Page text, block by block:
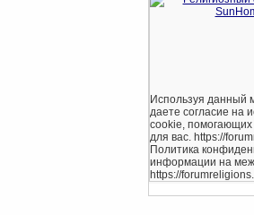
Используя данный
даете согласие на
cookie, помогающих
для вас. https://
Политика
информации на
https://